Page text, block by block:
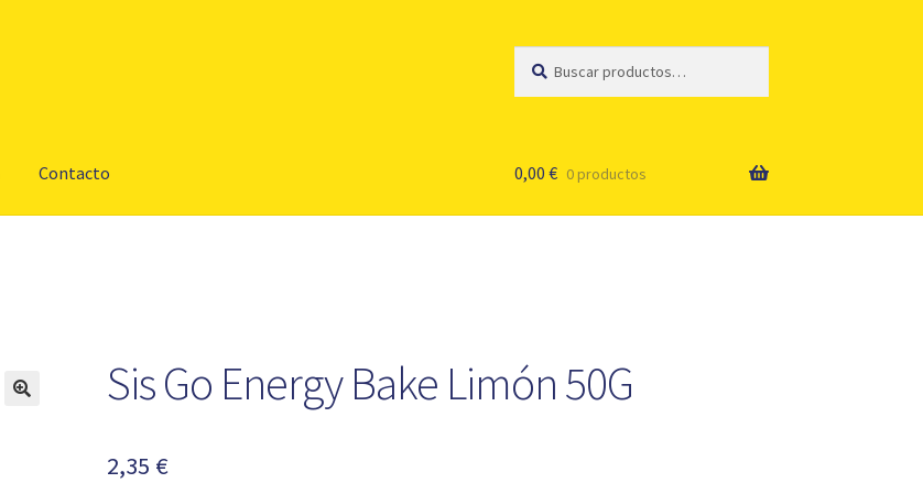
por:
Contacto 0,00 € 0 productos
Sis Go Energy Bake Limón 50G
2,35 €